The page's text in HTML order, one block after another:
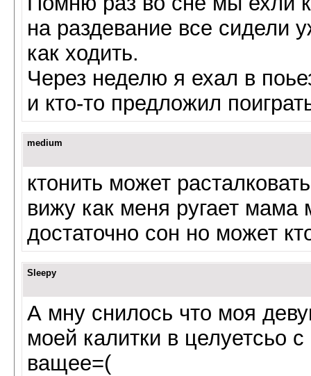
на раздевание все сидели
как ходить.
Через неделю я ехал в
и кто-то предложил
medium
ктонить может
вижу как меня ругает
достаточно сон но может
Sleepy
А мну снилось что моя
моей калитки в целуетсьо
ващее=(